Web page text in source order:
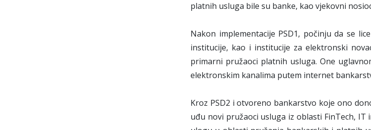
platnih usluga bile su banke, kao vjekovni
Nakon implementacije PSD1, počinju da se
institucije, kao i institucije za elektronski
primarni pružaoci platnih usluga. One
elektronskim kanalima putem internet
Kroz PSD2 i otvoreno bankarstvo koje ono
uđu novi pružaoci usluga iz oblasti FinTech,